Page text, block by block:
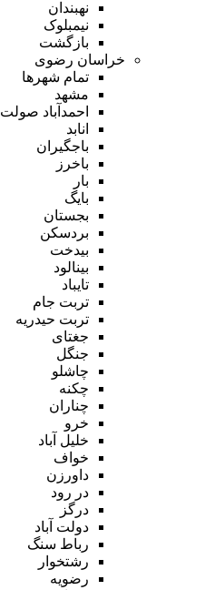
نهبندان
نیمبلوک
بازگشت
خراسان رضوی
تمام شهر‌ها
مشهد
احمدآباد صولت
انابد
باجگیران
باخرز
بار
بایگ
بجستان
بردسکن
بیدخت
بینالود
تایباد
تربت جام
تربت حیدریه
جغتای
جنگل
چاشلو
چکنه
چناران
خرو
خلیل آباد
خواف
داورزن
در رود
درگز
دولت آباد
رباط سنگ
رشتخوار
رضویه